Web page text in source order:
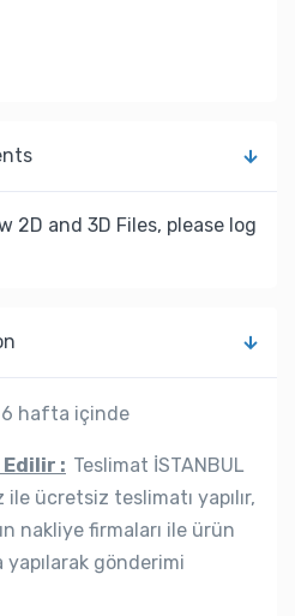
2D and 3D Files, please log
6 hafta içinde
Edilir : Teslimat İSTANBUL
ile ücretsiz teslimatı yapılır,
nakliye firmaları ile ürün
gönderimi